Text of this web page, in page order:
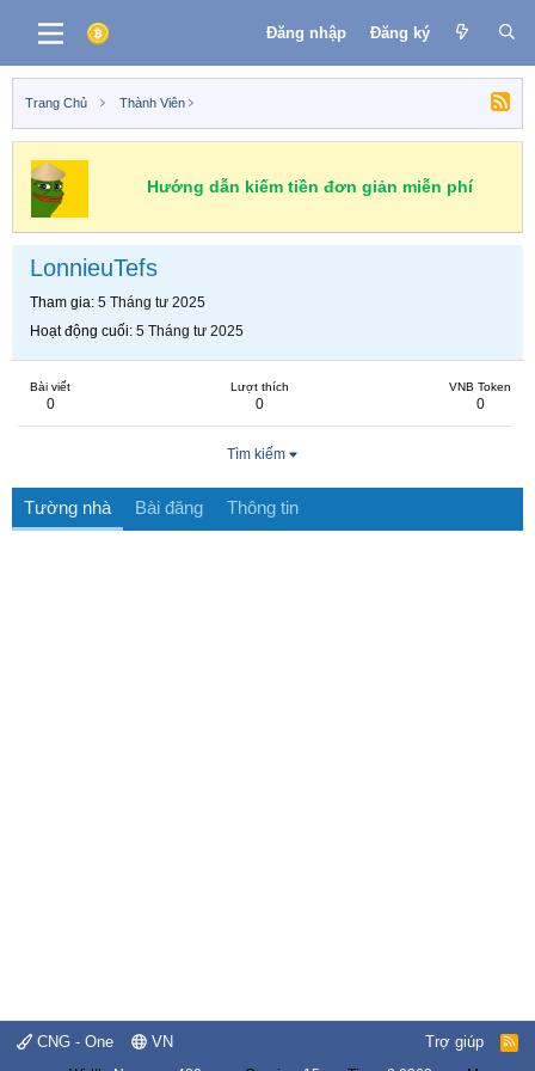
Đăng nhập Đăng ký
Trang Chủ Thành Viên
Hướng dẫn kiếm tiền đơn giản miễn phí
LonnieuTefs
Tham gia 5 Tháng tư 2025
Hoạt động cuối 5 Tháng tư 2025
Bài viết
0
Lượt thích
0
VNB Token
0
Tìm kiếm
Tường nhà Bài đăng Thông tin
CNG - One VN Trợ giúp
R